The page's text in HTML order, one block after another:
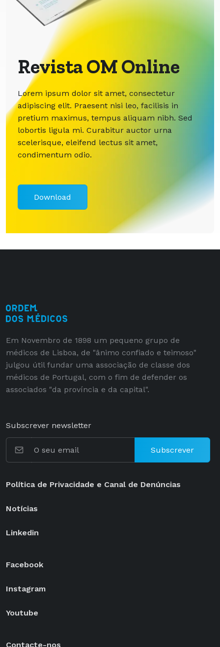
Revista OM Online
Lorem ipsum dolor sit amet, consectetur
adipiscing elit. Praesent nisi leo, facilisis in
pretium maximus, tempus aliquam nibh. Sed
lobortis ligula mi. Curabitur auctor urna
scelerisque, eleifend lectus sit amet,
condimentum odio.
Download
Em Novembro de 1898 um pequeno grupo de
médicos de Lisboa, de "ânimo confiado e teimoso"
julgou útil fundar uma associação de classe dos
médicos de Portugal, com o fim de defender os
associados "da província e da capital".
Subscrever newsletter
Subscrever
Política de Privacidade e Canal de Denúncias
Notícias
Linkedin
Facebook
Instagram
Youtube
Contacte-nos